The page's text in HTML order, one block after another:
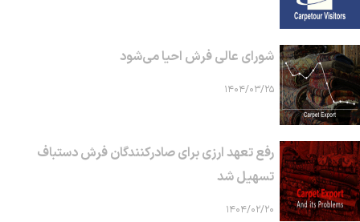
شورای عالی فرش احیا می‌شود
۱۴۰۴/۰۳/۲۵
رفع تعهد ارزی برای صادرکنندگان فرش دستباف
تسهیل شد
۱۴۰۴/۰۲/۲۰